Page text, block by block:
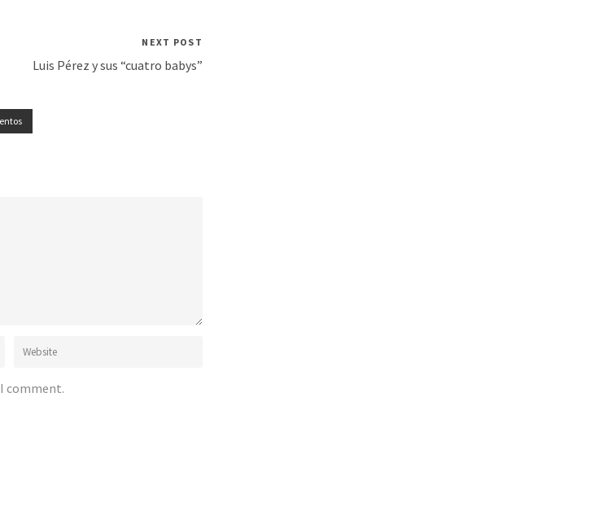
NEXT POST
Luis Pérez y sus “cuatro babys”
comment.